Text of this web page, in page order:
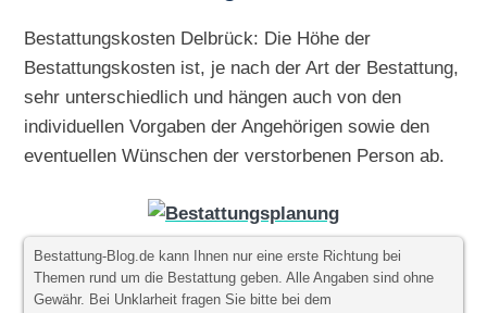
Bestattungskosten Delbrück: Die Höhe der
Bestattungskosten ist, je nach der Art der Bestattung,
sehr unterschiedlich und hängen auch von den
individuellen Vorgaben der Angehörigen sowie den
eventuellen Wünschen der verstorbenen Person ab.
Bestattung-Blog.de kann Ihnen nur eine erste Richtung bei
Themen rund um die Bestattung geben. Alle Angaben sind ohne
Gewähr. Bei Unklarheit fragen Sie bitte bei dem